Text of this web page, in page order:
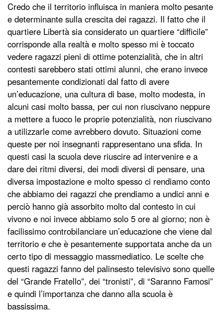
Credo che il territorio influisca in maniera molto pesante
e determinante sulla crescita dei ragazzi. Il fatto che il
quartiere Libertà sia considerato un quartiere “difficile”
corrisponde alla realtà e molto spesso mi è toccato
vedere ragazzi pieni di ottime potenzialità, che in altri
contesti sarebbero stati ottimi alunni, che erano invece
pesantemente condizionati dal fatto di avere
un’educazione, una cultura di base, molto modesta, in
alcuni casi molto bassa, per cui non riuscivano neppure
a mettere a fuoco le proprie potenzialità, non riuscivano
a utilizzarle come avrebbero dovuto. Situazioni come
queste per noi insegnanti rappresentano una sfida. In
questi casi la scuola deve riuscire ad intervenire e a
dare dei ritmi diversi, dei modi diversi di pensare, una
diversa impostazione e molto spesso ci rendiamo conto
che abbiamo dei ragazzi che prendiamo a undici anni e
perciò hanno già assorbito molto dal contesto in cui
vivono e noi invece abbiamo solo 5 ore al giorno; non è
facilissimo controbilanciare un’educazione che viene dal
territorio e che è pesantemente supportata anche da un
certo tipo di messaggio massmediatico. Le scelte che
questi ragazzi fanno del palinsesto televisivo sono quelle
del “Grande Fratello”, dei “tronisti”, di “Saranno Famosi”
e quindi l’importanza che danno alla scuola è
bassissima.